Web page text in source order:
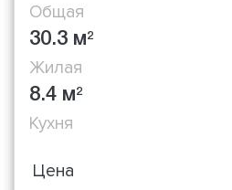
Общая
30.3 м2
Жилая
8.4 м2
Кухня
Цена